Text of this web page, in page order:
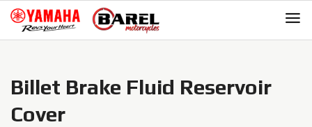
Skip
navigation
Skip
content
Billet Brake Fluid Reservoir
Cover